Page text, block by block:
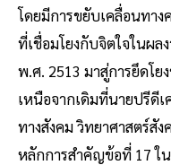
โดยมีการขยับเคลื่อนทา
ที่เชื่อมโยงกับจิตใจในผ
พ.ศ. 2513 มาสู่การยึดโ
เหนือจากเดิมที่นายปรีดีเ
ทางสังคม วิทยาศาสตร์สั
หลักการสำคัญข้อที่ 17 ใ